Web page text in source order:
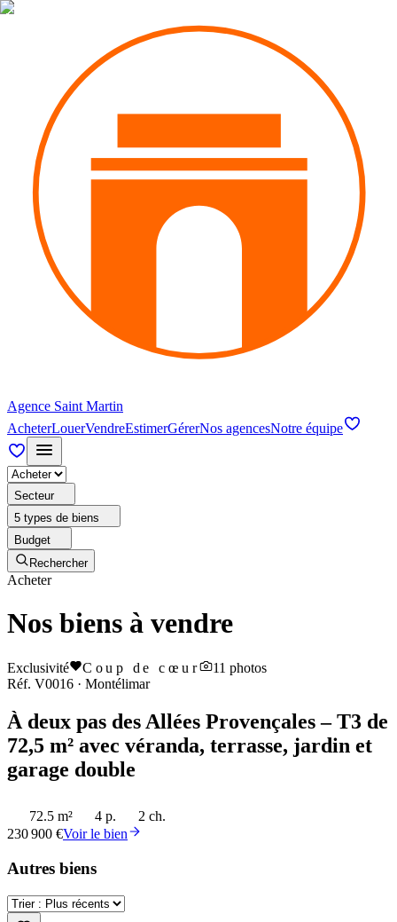
Agence Saint Martin
AcheterLouerVendreEstimerGérerNos agencesNotre équipe
Secteur
5 types de biens
Budget
Rechercher
Acheter
Nos biens à vendre
Exclusivité Coup de cœur 11 photos
Réf. V0016 · Montélimar
À deux pas des Allées Provençales – T3 de
72,5 m² avec véranda, terrasse, jardin et
garage double
72.5 m² 4 p.
2 ch.
230 900 €Voir le bien
Autres biens